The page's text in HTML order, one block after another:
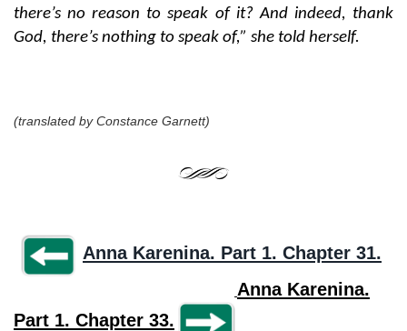
there’s no reason to speak of it? And indeed, thank
God, there’s nothing to speak of,” she told herself.
(translated by Constance Garnett)
Anna Karenina. Part 1. Chapter 31.
Anna Karenina.
Part 1. Chapter 33.